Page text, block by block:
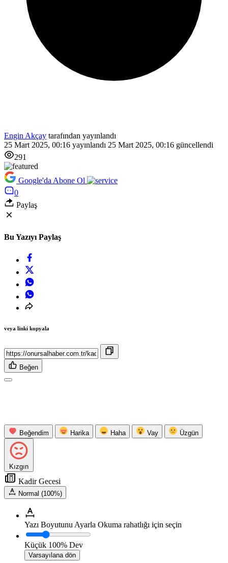
Engin Akçay tarafından yayınlandı
25 Mart 2025, 00:16 yayınlandı 25 Mart 2025, 00:16 güncellendi
291
Google'da Abone Ol
0
Paylaş
Bu Yazıyı Paylaş
veya linki kopyala
Beğen
Beğendim Harika Haha Vay Üzgün
Kızgın
Kadir Gecesi
Normal (100%)
Yazı Boyutunu Ayarla Okuma rahatlığı için seçin
Küçük 100% Dev
Varsayılana dön